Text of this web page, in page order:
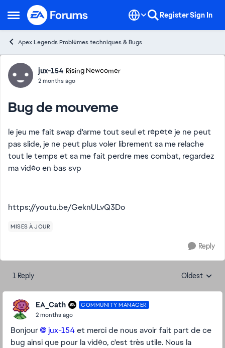
Open Side Menu
Skip to content RegisterSign In
Apex Legends Problèmes techniques & Bugs
Forum Discussion
jux-154 Rising Newcomer
2 months ago
Bug de mouveme
le jeu me fait swap d'arme tout seul et répété je ne peut
pas slide, je ne peut plus voler librement sa me relache
tout le temps et sa me fait perdre mes combat, regardez
ma vidéo en bas svp
https://youtu.be/GeknULvQ3Do
MISES À JOUR
Reply
1 Reply Replies
Oldest
EA_Cath COMMUNITY MANAGER
2 months ago
Bonjour jux-154​et merci de nous avoir fait part de ce
bug ainsi que pour la vidéo, c'est très utile. Nous la